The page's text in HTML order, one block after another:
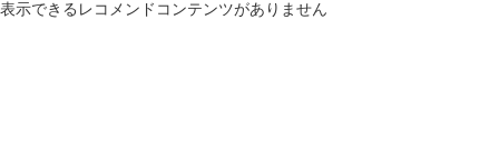
表示できるレコメンドコンテンツがありません